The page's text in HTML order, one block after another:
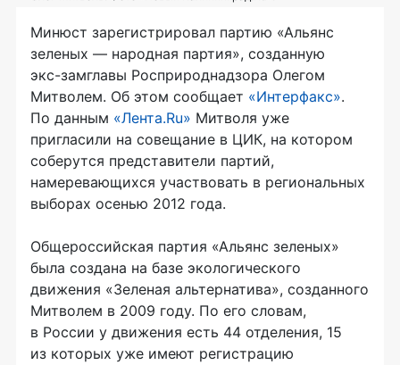
Минюст зарегистрировал партию «Альянс
зеленых — народная партия», созданную
экс-замглавы Росприроднадзора Олегом
Митволем. Об этом сообщает «Интерфакс».
По данным «Лента.Ru» Митволя уже
пригласили на совещание в ЦИК, на котором
соберутся представители партий,
намеревающихся участвовать в региональных
выборах осенью 2012 года.
Общероссийская партия «Альянс зеленых»
была создана на базе экологического
движения «Зеленая альтернатива», созданного
Митволем в 2009 году. По его словам,
в России у движения есть 44 отделения, 15
из которых уже имеют регистрацию